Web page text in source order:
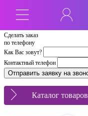
Сделать заказ
по телефону
Как Вас зовут?
Контактный телефон
Каталог товаров